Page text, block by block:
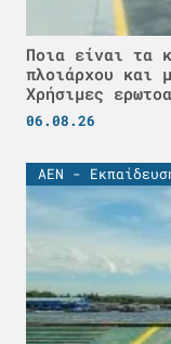
Ποια είναι τα
πλοιάρχου και
Χρήσιμες
06.08.26
ΑΕΝ -